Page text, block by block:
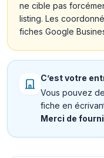
ne cible pas
listing. Les
fiches Google
C’est votre
Vous pouvez
fiche en
Merci de